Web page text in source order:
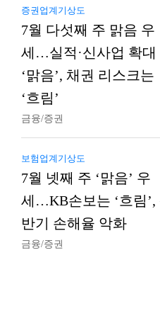
증권업계기상도
7월 다섯째 주 맑음 우
세…실적·신사업 확대
‘맑음’, 채권 리스크는
‘흐림’
금융/증권
보험업계기상도
7월 넷째 주 ‘맑음’ 우
세…KB손보는 ‘흐림’,
반기 손해율 악화
금융/증권